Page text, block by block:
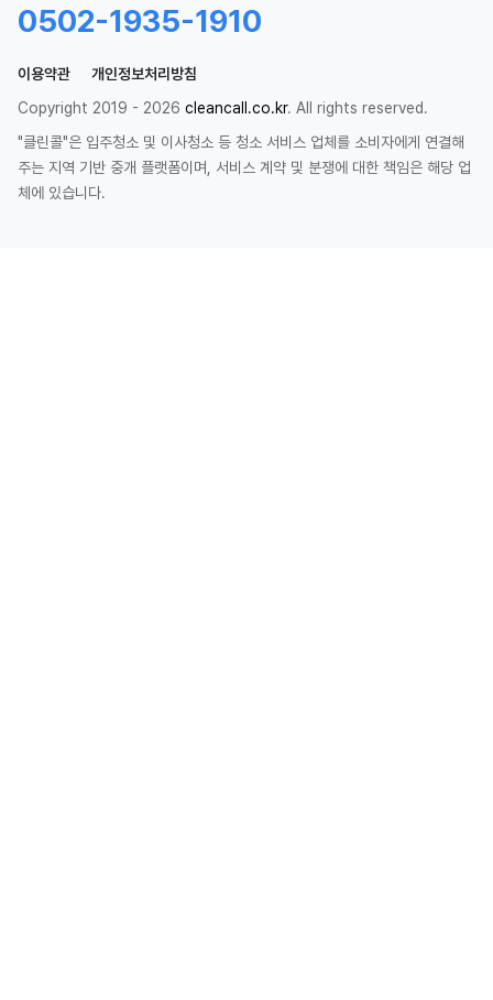
0502-1935-1910
이용약관
개인정보처리방침
Copyright 2019 - 2026 cleancall.co.kr. All rights reserved.
"클린콜"은 입주청소 및 이사청소 등 청소 서비스 업체를 소비자에게 연결해
주는 지역 기반 중개 플랫폼이며, 서비스 계약 및 분쟁에 대한 책임은 해당 업
체에 있습니다.